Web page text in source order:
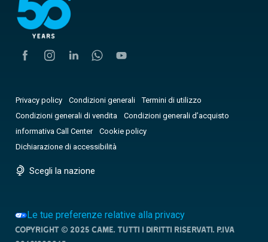
Privacy policy Condizioni generali
Termini di utilizzo
Condizioni generali di vendita
Condizioni generali d’acquisto
informativa Call Center
Cookie policy
Dichiarazione di accessibilità
Scegli la nazione
Le tue preferenze relative alla privacy
Copyright © 2025 CAME. Tutti i diritti riservati. P.IVA